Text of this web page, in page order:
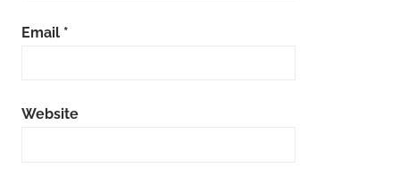
Email *
Website